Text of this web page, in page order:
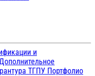
и
ТГПУ Портфолио